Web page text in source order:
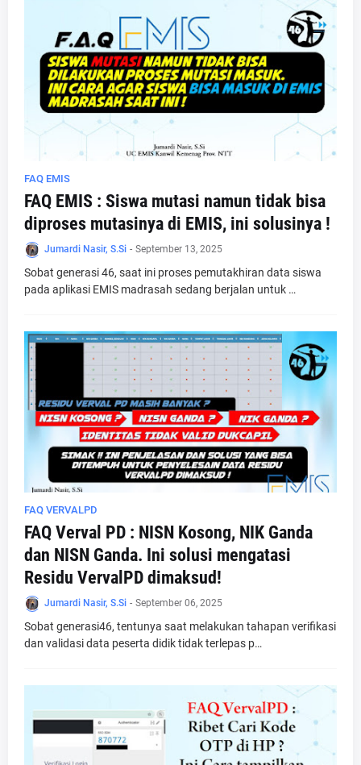
FAQ EMIS
FAQ EMIS : Siswa mutasi namun tidak bisa
diproses mutasinya di EMIS, ini solusinya !
Jumardi Nasir, S.Si - September 13, 2025
Sobat generasi 46, saat ini proses pemutakhiran data siswa
pada aplikasi EMIS madrasah sedang berjalan untuk …
FAQ VERVALPD
FAQ Verval PD : NISN Kosong, NIK Ganda
dan NISN Ganda. Ini solusi mengatasi
Residu VervalPD dimaksud!
Jumardi Nasir, S.Si - September 06, 2025
Sobat generasi46, tentunya saat melakukan tahapan verifikasi
dan validasi data peserta didik tidak terlepas p…